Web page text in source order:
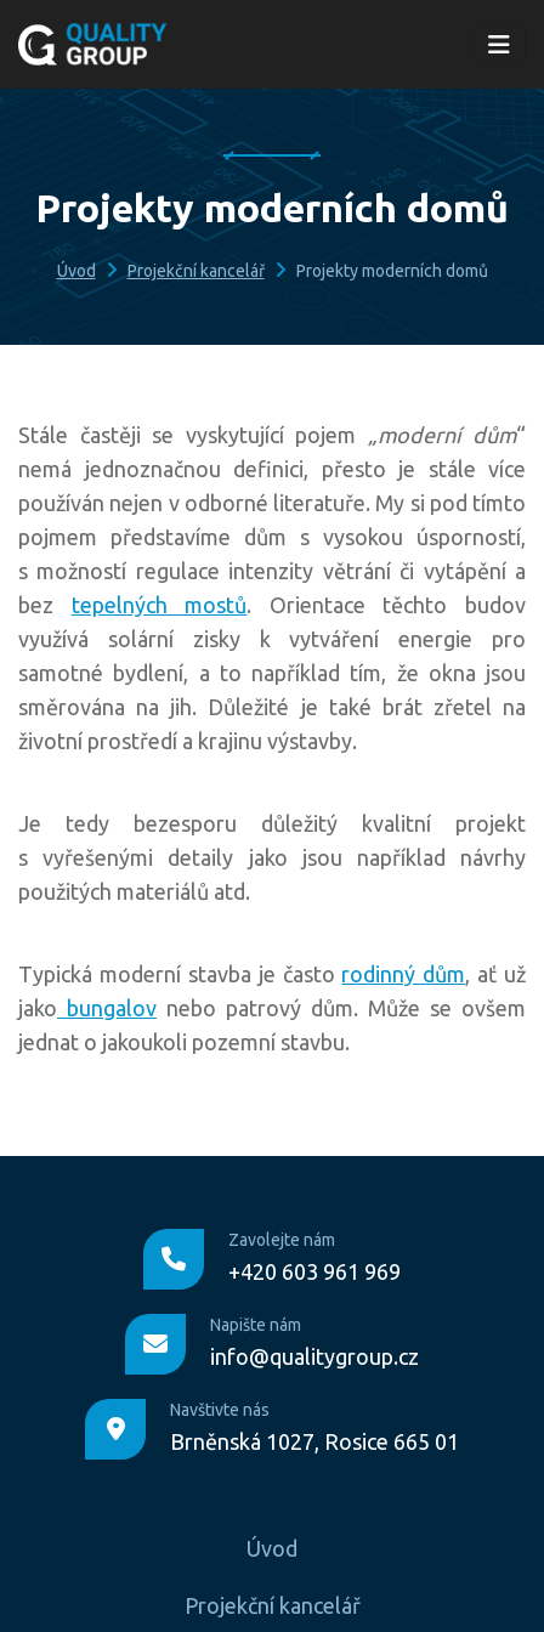
Projekty moderních domů
Úvod Projekční kancelář Projekty moderních domů
Stále častěji se vyskytující pojem „moderní dům“
nemá jednoznačnou definici, přesto je stále více
používán nejen v odborné literatuře. My si pod tímto
pojmem představíme dům s vysokou úsporností,
s možností regulace intenzity větrání či vytápění a
bez tepelných mostů. Orientace těchto budov
využívá solární zisky k vytváření energie pro
samotné bydlení, a to například tím, že okna jsou
směrována na jih. Důležité je také brát zřetel na
životní prostředí a krajinu výstavby.
Je tedy bezesporu důležitý kvalitní projekt
s vyřešenými detaily jako jsou například návrhy
použitých materiálů atd.
Typická moderní stavba je často rodinný dům, ať už
jako bungalov nebo patrový dům. Může se ovšem
jednat o jakoukoli pozemní stavbu.
Zavolejte nám
+420 603 961 969
Napište nám
info@qualitygroup.cz
Navštivte nás
Brněnská 1027, Rosice 665 01
Úvod
Projekční kancelář